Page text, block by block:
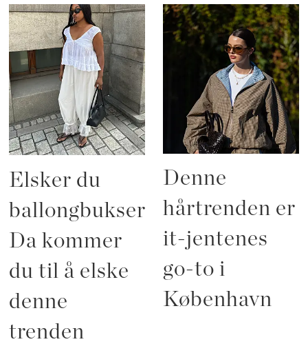
Elsker du
ballongbukser?
Da kommer
du til å elske
denne
trenden
Denne
hårtrenden er
it-jentenes
go-to i
København